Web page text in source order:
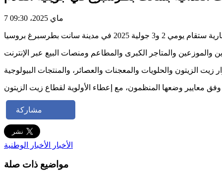
7 ماي 2025، 09:30
والحلويات والمعجنات والعصائر، والمنتجات البيولوجية
مشاركة
الأخبار الأخبار الوطنية
مواضيع ذات صلة